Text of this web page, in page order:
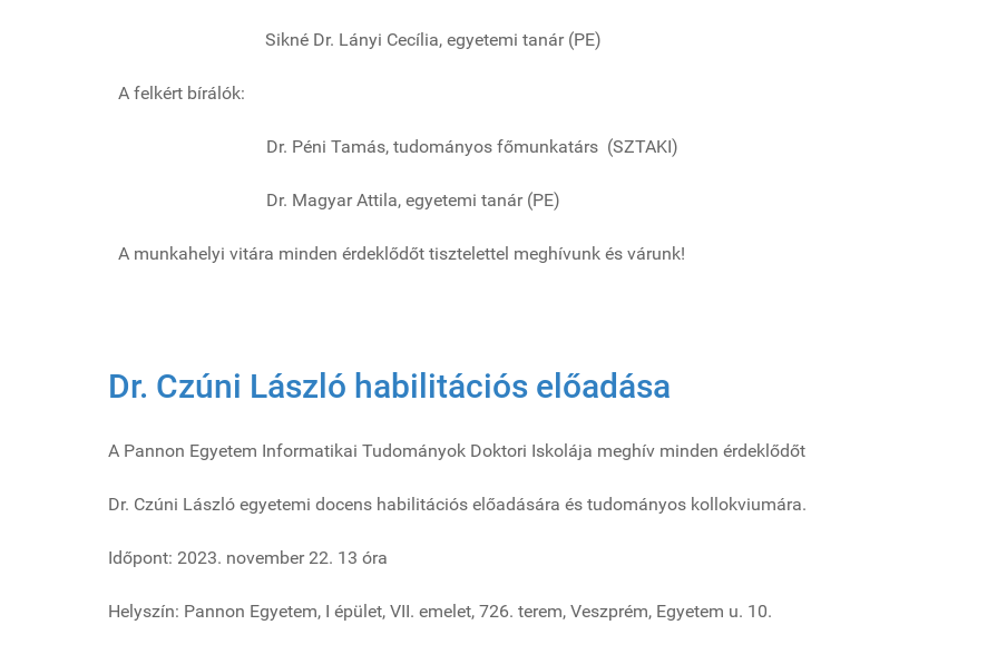
Sikné Dr. Lányi Cecília, egyetemi tanár (PE)
A felkért bírálók:
Dr. Péni Tamás, tudományos főmunkatárs (SZTAKI)
Dr. Magyar Attila, egyetemi tanár (PE)
A munkahelyi vitára minden érdeklődőt tisztelettel meghívunk és várunk!
Dr. Czúni László habilitációs előadása
A Pannon Egyetem Informatikai Tudományok Doktori Iskolája meghív minden érdeklődőt
Dr. Czúni László egyetemi docens habilitációs előadására és tudományos kollokviumára.
Időpont: 2023. november 22. 13 óra
Helyszín: Pannon Egyetem, I épület, VII. emelet, 726. terem, Veszprém, Egyetem u. 10.